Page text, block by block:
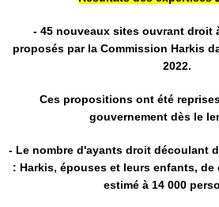
- 45 nouveaux sites ouvrant droit
proposés par la Commission Harkis
2022.
Ces propositions ont été
gouvernement dès le
- Le nombre d'ayants droit découlant
: Harkis, épouses et leurs enfants,
estimé à 14 000